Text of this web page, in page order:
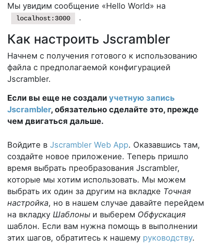
Мы увидим сообщение «Hello World» на
localhost:3000 .
Как настроить Jscrambler
Начнем с получения готового к использованию
файла с предполагаемой конфигурацией
Jscrambler.
Если вы еще не создали учетную запись
Jscrambler, обязательно сделайте это, прежде
чем двигаться дальше.
Войдите в Jscrambler Web App. Оказавшись там,
создайте новое приложение. Теперь пришло
время выбрать преобразования Jscrambler,
которые мы хотим использовать. Мы можем
выбрать их один за другим на вкладке Точная
настройка, но в нашем случае давайте перейдем
на вкладку Шаблоны и выберем Обфускация
шаблон. Если вам нужна помощь в выполнении
этих шагов, обратитесь к нашему руководству.